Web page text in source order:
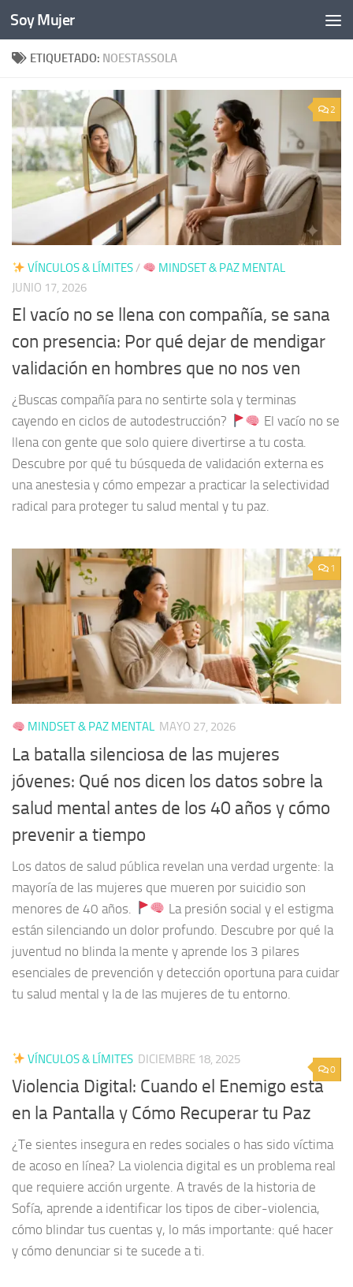
Bajo el contenido
Soy Mujer
ETIQUETADO: NOESTASSOLA
2
VÍNCULOS & LÍMITES/
MINDSET & PAZ MENTAL
JUNIO 17, 2026
El vacío no se llena con compañía, se sana
con presencia: Por qué dejar de mendigar
validación en hombres que no nos ven
¿Buscas compañía para no sentirte sola y terminas
cayendo en ciclos de autodestrucción?
El vacío no se
llena con gente que solo quiere divertirse a tu costa.
Descubre por qué tu búsqueda de validación externa es
una anestesia y cómo empezar a practicar la selectividad
radical para proteger tu salud mental y tu paz.
1
MINDSET & PAZ MENTAL MAYO 27, 2026
La batalla silenciosa de las mujeres
jóvenes: Qué nos dicen los datos sobre la
salud mental antes de los 40 años y cómo
prevenir a tiempo
Los datos de salud pública revelan una verdad urgente: la
mayoría de las mujeres que mueren por suicidio son
menores de 40 años.
La presión social y el estigma
están silenciando un dolor profundo. Descubre por qué la
juventud no blinda la mente y aprende los 3 pilares
esenciales de prevención y detección oportuna para cuidar
tu salud mental y la de las mujeres de tu entorno.
0
VÍNCULOS & LÍMITES DICIEMBRE 18, 2025
Violencia Digital: Cuando el Enemigo está
en la Pantalla y Cómo Recuperar tu Paz
¿Te sientes insegura en redes sociales o has sido víctima
de acoso en línea? La violencia digital es un problema real
que requiere acción urgente. A través de la historia de
Sofía, aprende a identificar los tipos de ciber-violencia,
cómo blindar tus cuentas y, lo más importante: qué hacer
y cómo denunciar si te sucede a ti.